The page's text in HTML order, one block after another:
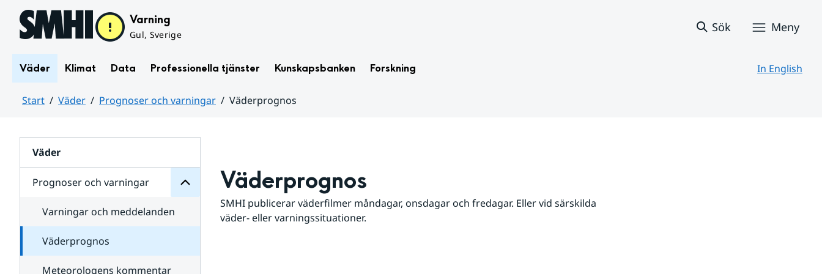
Hoppa till sidans innehåll Varning
Gul, Sverige
Sök Meny
Väder Klimat Data Professionella tjänster Kunskapsbanken Forskning In English
Start Väder Prognoser och varningar
Väderprognos
Väder
Prognoser och varningar
för
varningar
Varningar och meddelanden
Väderprognos
Meteorologens kommentar
Väderprognos
SMHI publicerar väderfilmer måndagar, onsdagar och fredagar. Eller vid särskilda
väder- eller varningssituationer.